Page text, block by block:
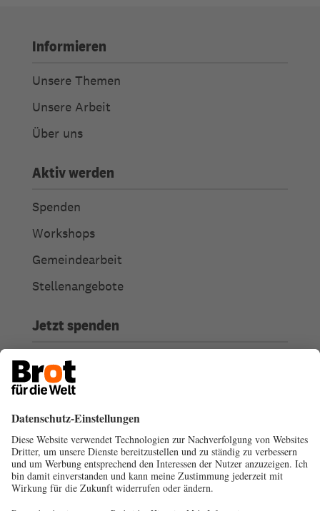
Informieren
Unsere Themen
Unsere Arbeit
Über uns
Aktiv werden
Spenden
Workshops
Gemeindearbeit
Stellenangebote
Jetzt spenden
Online Spenden
Weitere Spendenmöglichkeiten
Ich habe Fragen zu meiner Spende
Spendengütesiegel
Transparenz
Spendenabsetzbarkeit